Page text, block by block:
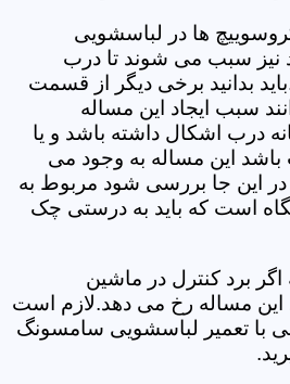
ها در لباسشویی
سبب می شوند تا درب
بدانید برخی دیگر از قسمت
سبب ایجاد این مساله
درب اشکال داشته باشد و یا
این مساله به وجود می
در این جا بررسی شود مربوط به
است که باید به درستی چک
برد کنترل در ماشین
مساله رخ می دهد.لازم است
با تعمیر لباسشویی سامسونگ